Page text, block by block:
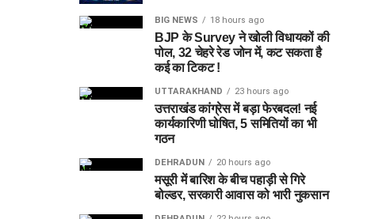
BIG NEWS 18 hours ago
BJP के Survey ने खोली विधायकों की
पोल, 32 चेहरे रेड जोन में, कट सकता है
कई का टिकट !
UTTARAKHAND 23 hours ago
उत्तराखंड कांग्रेस में बड़ा फेरबदल! नई
कार्यकारिणी घोषित, 5 समितियों का भी
गठन
DEHRADUN 20 hours ago
मसूरी में बारिश के बीच पहाड़ी से गिरे
बोल्डर, सरकारी आवास को भारी नुकसान